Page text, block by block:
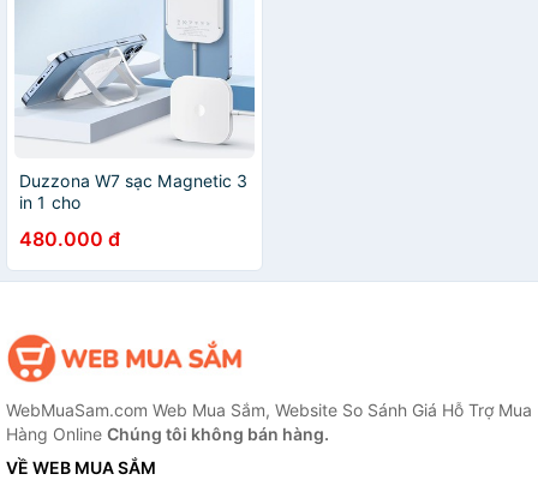
Duzzona W7 sạc Magnetic 3
in 1 cho
Watch/AirPods
480.000 đ
WebMuaSam.com Web Mua Sắm, Website So Sánh Giá Hỗ Trợ Mua
Hàng Online Chúng tôi không bán hàng.
VỀ WEB MUA SẮM